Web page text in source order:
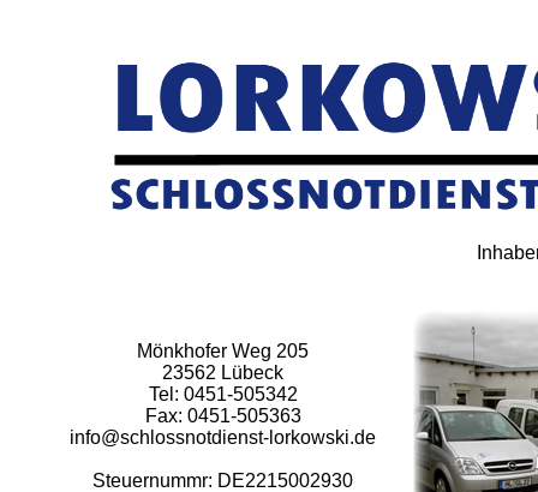
Mönkhofer Weg 205
23562 Lübeck
Tel: 0451-505342
Fax: 0451-505363
info@schlossnotdienst-lorkowski.de
Steuernummr: DE2215002930